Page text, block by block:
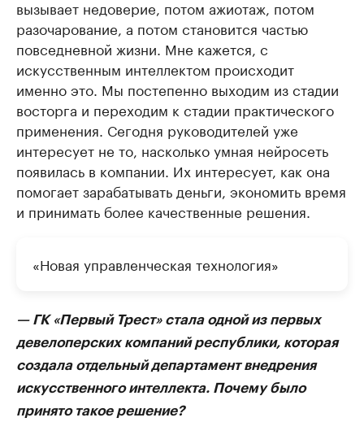
вызывает недоверие, потом ажиотаж, потом
разочарование, а потом становится частью
повседневной жизни. Мне кажется, с
искусственным интеллектом происходит
именно это. Мы постепенно выходим из стадии
восторга и переходим к стадии практического
применения. Сегодня руководителей уже
интересует не то, насколько умная нейросеть
появилась в компании. Их интересует, как она
помогает зарабатывать деньги, экономить время
и принимать более качественные решения.
«Новая управленческая технология»
— ГК «Первый Трест» стала одной из первых
девелоперских компаний республики, которая
создала отдельный департамент внедрения
искусственного интеллекта. Почему было
принято такое решение?